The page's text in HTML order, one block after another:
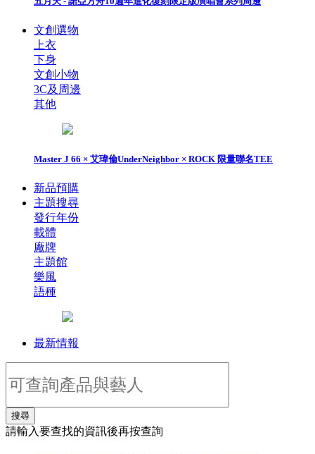
文創選物
上衣
下身
文創小物
3C及周邊
其他
Master J 66 × 艾瑋倫UnderNeighbor × ROCK 限量聯名TEE
新品預購
主題搜尋
發行年份
載體
廠牌
主題館
樂風
語種
最新情報
搜尋
請輸入要查找的資訊後再按查詢